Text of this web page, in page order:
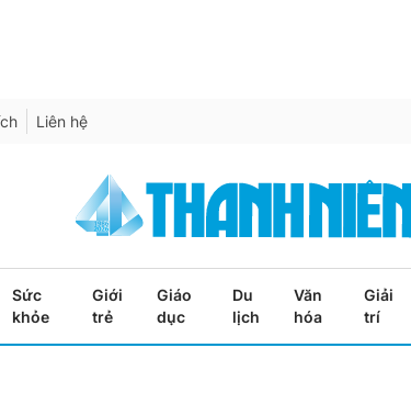
Liên hệ
Sức
khỏe
Giới
trẻ
Giáo
dục
Du
lịch
Văn
hóa
Giải
trí